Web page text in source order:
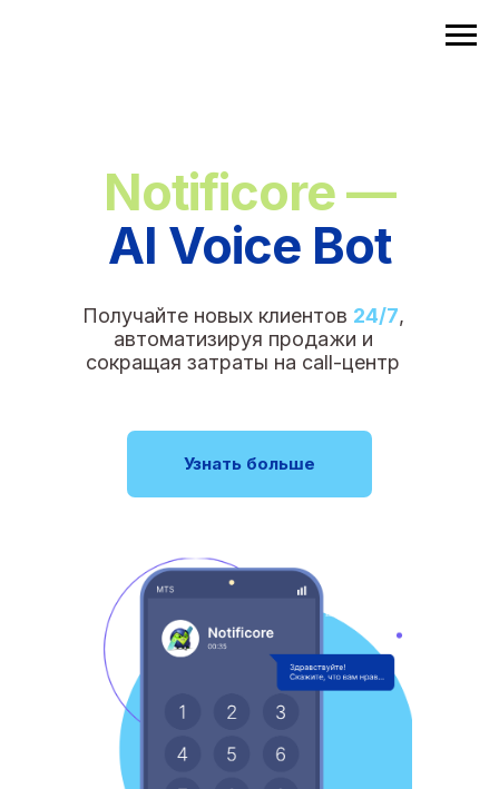
Получайте новых клиентов 24/7,
автоматизируя продажи и
сокращая затраты на call-центр
Notificore —
Узнать больше
AI Voice Bot